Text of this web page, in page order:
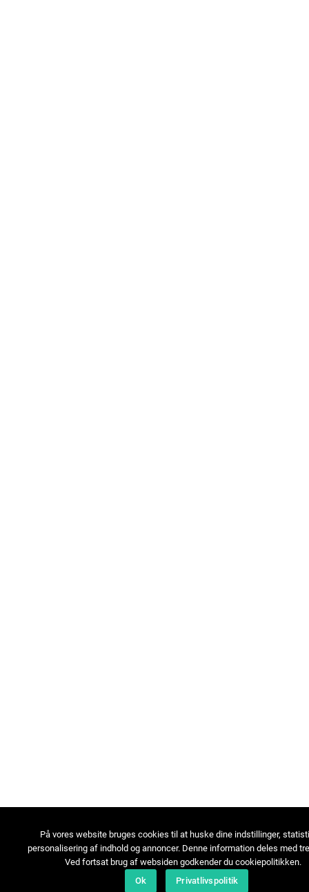
På vores website bruges cookies til at huske dine indstillinger,
personalisering af indhold og annoncer. Denne information deles med
Ved fortsat brug af websiden godkender du cookiepolitikken.
Ok
Privatlivspolitik